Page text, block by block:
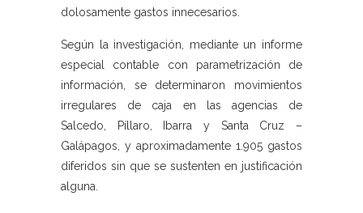
dolosamente gastos innecesarios.
Según la investigación, mediante un informe
especial contable con parametrización de
información, se determinaron movimientos
irregulares de caja en las agencias de
Salcedo, Píllaro, Ibarra y Santa Cruz –
Galápagos, y aproximadamente 1.905 gastos
diferidos sin que se sustenten en justificación
alguna.